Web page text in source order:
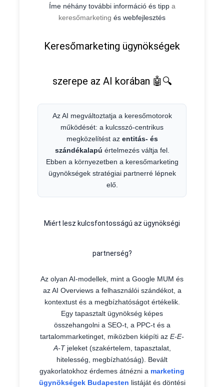
Íme néhány további információ és tipp a
keresőmarketing és webfejlesztés
Keresőmarketing ügynökségek
szerepe az AI korában 🤖🔍
Az AI megváltoztatja a keresőmotorok
működését: a kulcsszó-centrikus
megközelítést az entitás- és
szándékalapú értelmezés váltja fel.
Ebben a környezetben a keresőmarketing
ügynökségek stratégiai partnerré lépnek
elő.
Miért lesz kulcsfontosságú az ügynökségi
partnerség?
Az olyan AI-modellek, mint a Google MUM és
az AI Overviews a felhasználói szándékot, a
kontextust és a megbízhatóságot értékelik.
Egy tapasztalt ügynökség képes
összehangolni a SEO-t, a PPC-t és a
tartalommarketinget, miközben kiépíti az E-E-
A-Tjeleket (szakértelem, tapasztalat,
hitelesség, megbízhatóság). Bevált
gyakorlatokhoz érdemes átnézni a marketing
ügynökségek Budapesten listáját és döntési